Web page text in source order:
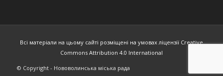
Всі матеріали на цьому сайті розміщені на умовах ліцензії Creative
Commons Attribution 4.0 International
© Copyright - Нововолинська міська рада